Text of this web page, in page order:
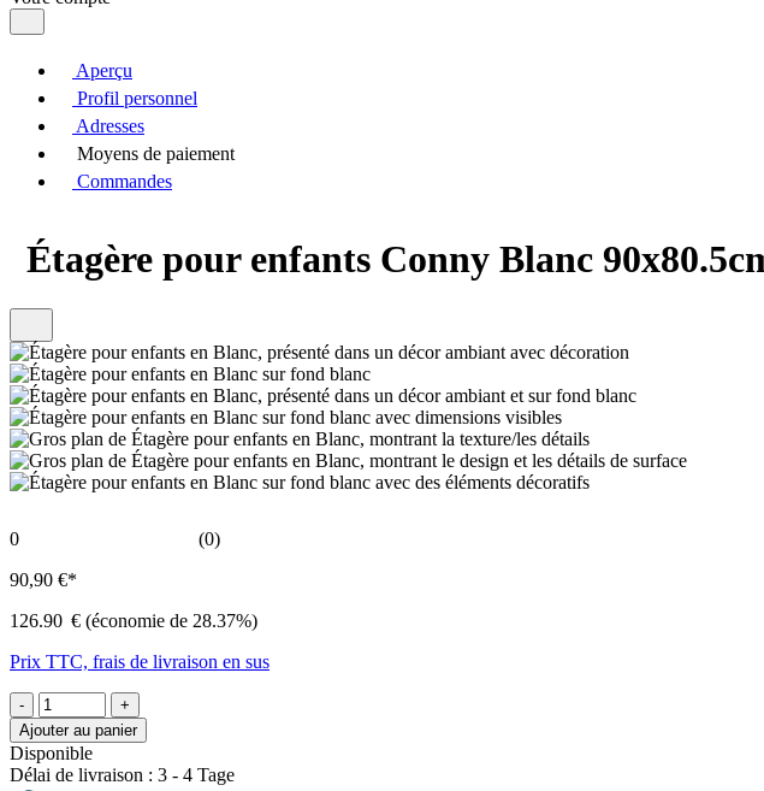
Aperçu
Profil personnel
Adresses
Moyens de paiement
Commandes
Étagère pour enfants Conny Blanc
0
(0)
90,90 €*
126.90 € (économie de 28.37%)
Prix TTC, frais de livraison en sus
-
+
Ajouter au panier
Disponible
Délai de livraison : 3 - 4 Tage